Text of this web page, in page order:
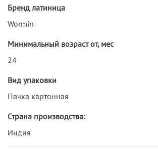
Бренд латиница
Wormin
Минимальный возраст от, мес
24
Вид упаковки
Пачка картонная
Страна производства:
Индия